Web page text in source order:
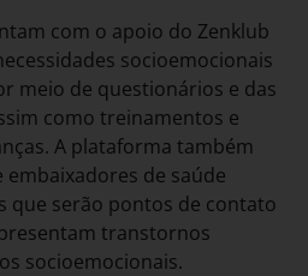
com o apoio do Zenklub
socioemocionais
meio de questionários e das
como treinamentos e
A plataforma também
de saúde
que serão pontos de contato
transtornos
socioemocionais.